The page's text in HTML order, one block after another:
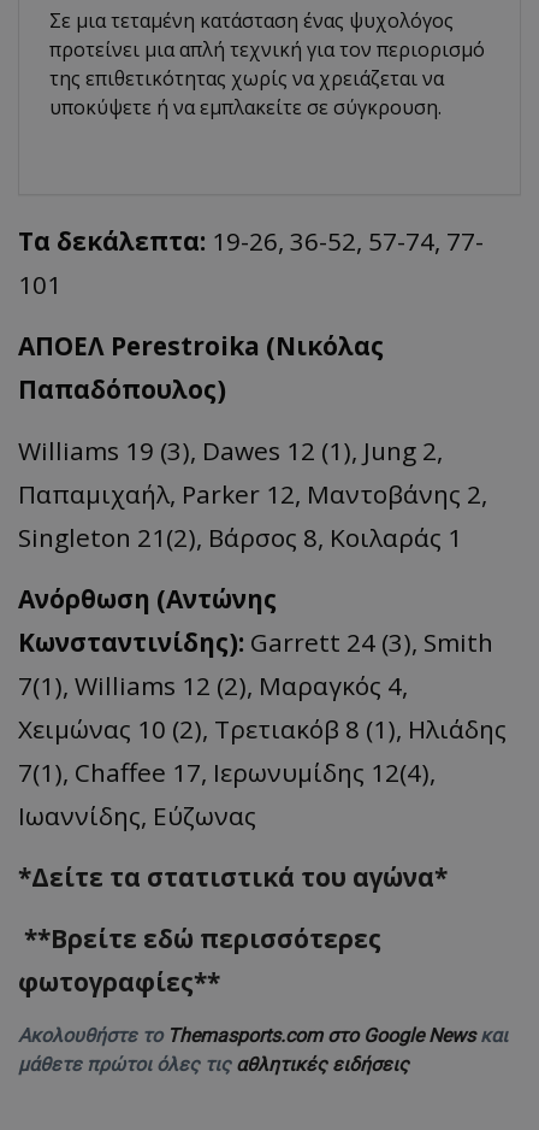
Σε μια τεταμένη κατάσταση ένας ψυχολόγος
προτείνει μια απλή τεχνική για τον περιορισμό
της επιθετικότητας χωρίς να χρειάζεται να
υποκύψετε ή να εμπλακείτε σε σύγκρουση.
Τα δεκάλεπτα: 19-26, 36-52, 57-74, 77-
101
ΑΠΟΕΛ Perestroika (Nικόλας
Παπαδόπουλος)
Williams 19 (3), Dawes 12 (1), Jung 2,
Παπαμιχαήλ, Parker 12, Mαντοβάνης 2,
Singleton 21(2), Βάρσος 8, Κοιλαράς 1
Ανόρθωση (Αντώνης
Κωνσταντινίδης): Garrett 24 (3), Smith
7(1), Williams 12 (2), Μαραγκός 4,
Χειμώνας 10 (2), Τρετιακόβ 8 (1), Ηλιάδης
7(1), Chaffee 17, Ιερωνυμίδης 12(4),
Ιωαννίδης, Εύζωνας
*Δείτε τα στατιστικά του αγώνα*
**Bρείτε εδώ περισσότερες
φωτογραφίες**
Ακολουθήστε το Themasports.com στο Google Newsκαι
μάθετε πρώτοι όλες τις αθλητικές ειδήσεις